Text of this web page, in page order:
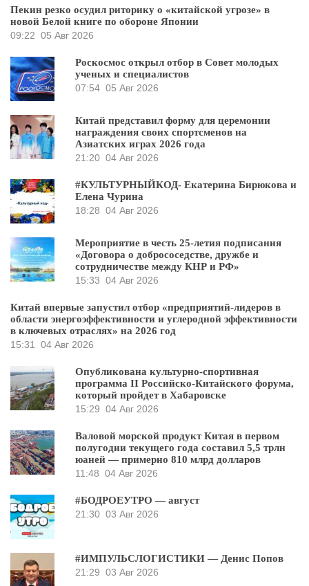
Пекин резко осудил риторику о «китайской угрозе» в
новой Белой книге по обороне Японии
09:22 05 Авг 2026
Роскосмос открыл отбор в Совет молодых
ученых и специалистов
07:54 05 Авг 2026
Китай представил форму для церемонии
награждения своих спортсменов на
Азиатских играх 2026 года
21:20 04 Авг 2026
#КУЛЬТУРНЫЙКОД- Екатерина Бирюкова и
Елена Чурина
18:28 04 Авг 2026
Мероприятие в честь 25-летия подписания
«Договора о добрососедстве, дружбе и
сотрудничестве между КНР и РФ»
15:33 04 Авг 2026
Китай впервые запустил отбор «предприятий-лидеров в
области энергоэффективности и углеродной эффективности
в ключевых отраслях» на 2026 год
15:31
04 Авг 2026
Опубликована культурно-спортивная
программа II Российско-Китайского форума,
который пройдет в Хабаровске
15:29 04 Авг 2026
Валовой морской продукт Китая в первом
полугодии текущего года составил 5,5 трлн
юаней — примерно 810 млрд долларов
11:48 04 Авг 2026
#БОДРОЕУТРО — август
21:30 03 Авг 2026
#ИМПУЛЬСЛОГИСТИКИ — Денис Попов
21:29 03 Авг 2026